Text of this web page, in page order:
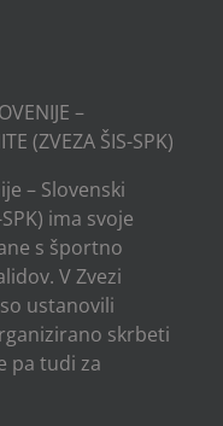
–
(ZVEZA ŠIS-SPK)
– Slovenski
ima svoje
s športno
V Zvezi
ustanovili
skrbeti
pa tudi za